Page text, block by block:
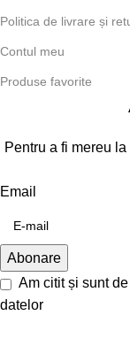
Politica de livrare și
Contul meu
Produse favorite
Pentru a fi mereu
Email
Am citit și sunt
datelor